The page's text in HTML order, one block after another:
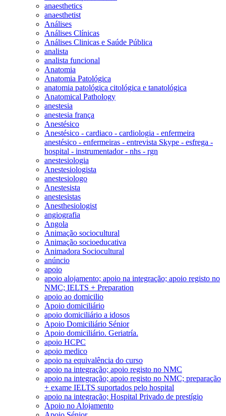
anaesthetics
anaesthetist
Análises
Análises Clínicas
Análises Clinicas e Saúde Pública
analista
analista funcional
Anatomia
Anatomia Patológica
anatomia patológica citológica e tanatológica
Anatomical Pathology
anestesia
anestesia frança
Anestésico
Anestésico - cardiaco - cardiologia - enfermeira
anestésico - enfermeiras - entrevista Skype - esfrega -
hospital - instrumentador - nhs - rgn
anestesiologia
Anestesiologista
anestesiologo
Anestesista
anestesistas
Anesthesiologist
angiografia
Angola
Animação sociocultural
Animação socioeducativa
Animadora Sociocultural
anúncio
apoio
apoio alojamento; apoio na integração; apoio registo no
NMC; IELTS + Preparation
apoio ao domicilio
Apoio domiciliário
apoio domiciliário a idosos
Apoio Domiciliário Sénior
Apoio domiciliário. Geriatría.
apoio HCPC
apoio medico
apoio na equivalência do curso
apoio na integração; apoio registo no NMC
apoio na integração; apoio registo no NMC; preparação
+ exame IELTS suportados pelo hospital
apoio na integração; Hospital Privado de prestígio
Apoio no Alojamento